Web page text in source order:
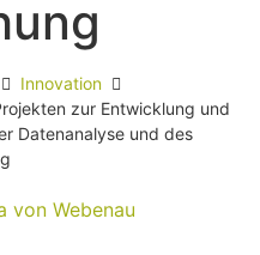
Innovation
zur Entwicklung und
Datenanalyse und des
von Webenau